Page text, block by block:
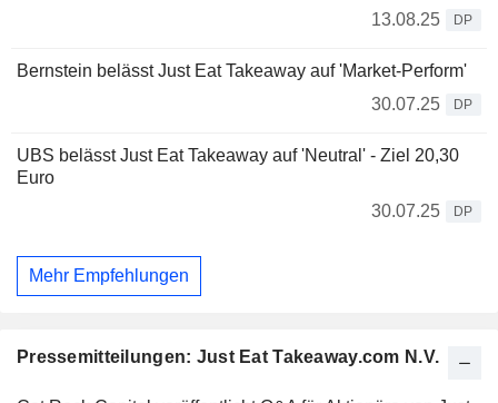
13.08.25
DP
Bernstein belässt Just Eat Takeaway auf 'Market-Perform'
30.07.25
DP
UBS belässt Just Eat Takeaway auf 'Neutral' - Ziel 20,30
Euro
30.07.25
DP
Mehr Empfehlungen
Pressemitteilungen: Just Eat Takeaway.com N.V.